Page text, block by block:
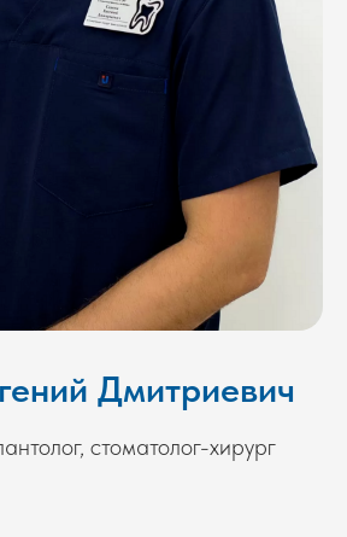
Дмитриевич
стоматолог-хирург